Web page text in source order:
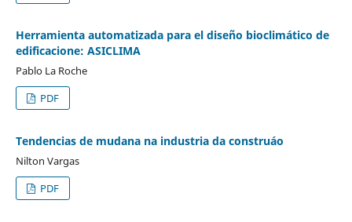
Herramienta automatizada para el diseño bioclimático de
edificacione: ASICLIMA
Pablo La Roche
PDF
Tendencias de mudana na industria da construáo
Nilton Vargas
PDF